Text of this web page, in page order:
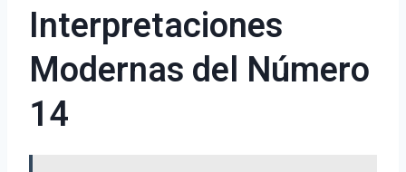
Interpretaciones
Modernas del Número
14